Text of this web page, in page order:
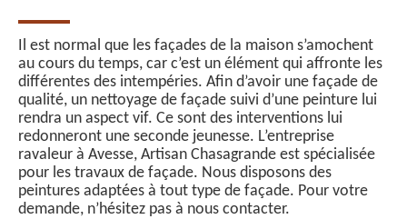
Il est normal que les façades de la maison s’amochent
au cours du temps, car c’est un élément qui affronte les
différentes des intempéries. Afin d’avoir une façade de
qualité, un nettoyage de façade suivi d’une peinture lui
rendra un aspect vif. Ce sont des interventions lui
redonneront une seconde jeunesse. L’entreprise
ravaleur à Avesse, Artisan Chasagrande est spécialisée
pour les travaux de façade. Nous disposons des
peintures adaptées à tout type de façade. Pour votre
demande, n’hésitez pas à nous contacter.